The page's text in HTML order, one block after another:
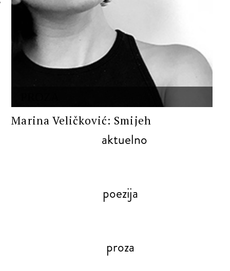
Marina Veličković: Smijeh
aktuelno
poezija
proza